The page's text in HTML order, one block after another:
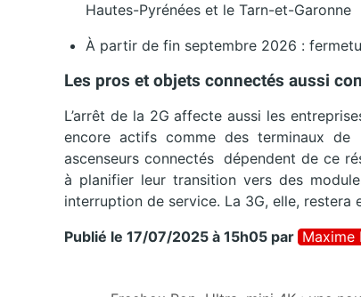
Hautes-Pyrénées et le Tarn-et-Garonne
À partir de fin septembre 2026 :
Les pros et objets connectés aussi
L’arrêt de la 2G affecte aussi les
encore actifs comme des terminaux de
ascenseurs connectés dépendent de ce
à planifier leur transition vers des
interruption de service. La 3G, elle, restera
Publié le 17/07/2025 à 15h05 par Maxime